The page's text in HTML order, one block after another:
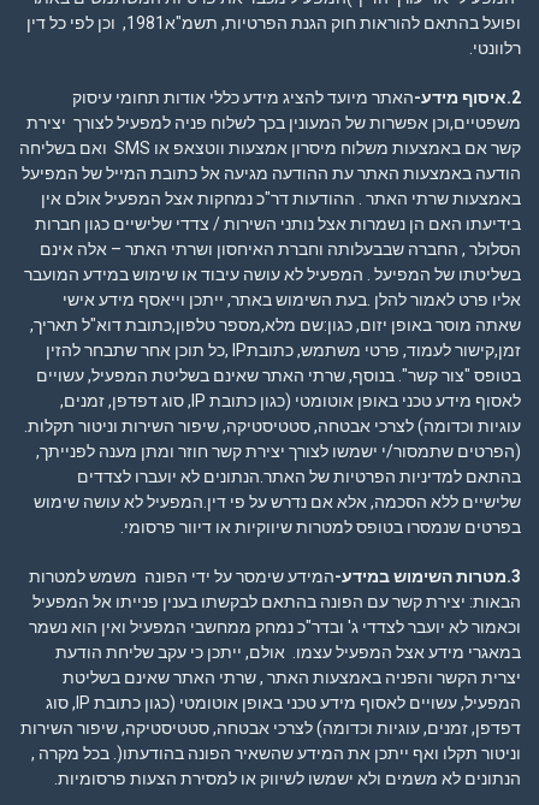
ופועל בהתאם להוראות חוק הגנת הפרטיות, תשמ"א1981, וכן לפי כל דין
רלוונטי.
2.איסוף מידע-
האתר מיועד להציג מידע כללי אודות תחומי עיסוק
משפטיים,וכן אפשרות של המעונין בכך לשלוח פניה למפעיל לצורך יצירת
קשר אם באמצעות משלוח מיסרון אמצעות ווטצאפ או SMS ואם בשליחה
הודעה באמצעות האתר עת ההודעה מגיעה אל כתובת המייל של המפיעל
באמצעות שרתי האתר . ההודעות דר"כ נמחקות אצל המפעיל אולם אין
בידיעתו האם הן נשמרות אצל נותני השירות / צדדי שלישיים כגון חברות
הסלולר , החברה שבבעלותה וחברת האיחסון ושרתי האתר – אלה אינם
בשליטתו של המפיעל . המפעיל לא עושה עיבוד או שימוש במידע המועבר
אליו פרט לאמור להלן .בעת השימוש באתר, ייתכן וייאסף מידע אישי
שאתה מוסר באופן יזום, כגון:שם מלא,מספר טלפון,כתובת דוא"ל תאריך,
זמן,קישור לעמוד, פרטי משתמש, כתובתIP ,כל תוכן אחר שתבחר להזין
בטופס "צור קשר". בנוסף, שרתי האתר שאינם בשליטת המפעיל, עשויים
לאסוף מידע טכני באופן אוטומטי (כגון כתובת IP, סוג דפדפן, זמנים,
עוגיות וכדומה) לצרכי אבטחה, סטטיסטיקה, שיפור השירות וניטור תקלות.
(הפרטים שתמסור/י ישמשו לצורך יצירת קשר חוזר ומתן מענה לפנייתך,
בהתאם למדיניות הפרטיותשל האתר.הנתונים לא יועברו לצדדים
שלישיים ללא הסכמה, אלא אם נדרש על פי דין.המפעיל לא עושה שימוש
בפרטים שנמסרו בטופס למטרות שיווקיות או דיוור פרסומי.
3.מטרות השימוש במידע-
המידע שימסר על ידי הפונה משמש למטרות
הבאות: יצירת קשר עם הפונה בהתאם לבקשתו בענין פנייתו אל המפעיל
וכאמור לא יועבר לצדדי ג' ובדר"כ נמחק ממחשבי המפעיל ואין הוא נשמר
במאגרי מידע אצל המפעיל עצמו. אולם, ייתכן כי עקב שליחת הודעת
יצרית הקשר והפניה באמצעות האתר , שרתי האתר שאינם בשליטת
המפעיל, עשויים לאסוף מידע טכני באופן אוטומטי (כגון כתובת IP, סוג
דפדפן, זמנים, עוגיות וכדומה) לצרכי אבטחה, סטטיסטיקה, שיפור השירות
וניטור תקלו ואף ייתכן את המידע שהשאיר הפונה בהודעתו(. בכל מקרה ,
הנתונים לא משמים ולא ישמשו לשיווק או למסירת הצעות פרסומיות.